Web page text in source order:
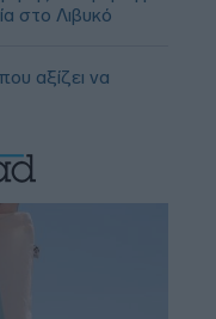
στο Λιβυκό
αξίζει να